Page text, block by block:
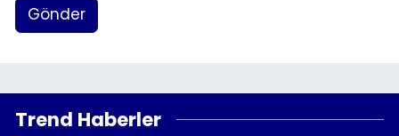
Gönder
Trend Haberler